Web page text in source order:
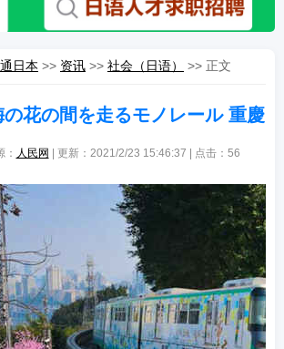
日本 >> 资讯 >> 社会（日语） >> 正文
の花の間を走るモノレール 重慶
人民网 | 更新：2021/2/23 15:46:37 | 点击： 56